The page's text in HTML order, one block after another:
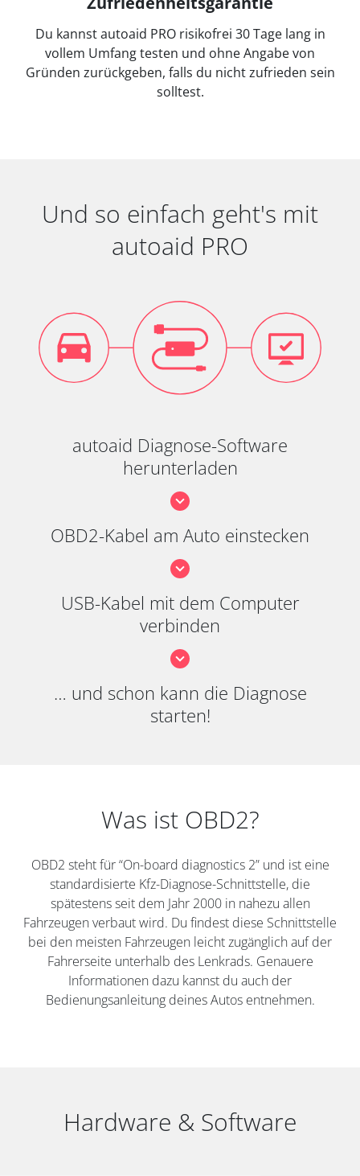
Du kannst autoaid PRO risikofrei 30 Tage lang in
vollem Umfang testen und ohne Angabe von
Gründen zurückgeben, falls du nicht zufrieden sein
solltest.
Und so einfach geht's mit
autoaid PRO
autoaid Diagnose-Software
herunterladen
OBD2-Kabel am Auto einstecken
USB-Kabel mit dem Computer
verbinden
… und schon kann die Diagnose
starten!
Was ist OBD2?
OBD2 steht für “On-board diagnostics 2” und ist eine
standardisierte Kfz-Diagnose-Schnittstelle, die
spätestens seit dem Jahr 2000 in nahezu allen
Fahrzeugen verbaut wird. Du findest diese Schnittstelle
bei den meisten Fahrzeugen leicht zugänglich auf der
Fahrerseite unterhalb des Lenkrads. Genauere
Informationen dazu kannst du auch der
Bedienungsanleitung deines Autos entnehmen.
Hardware & Software